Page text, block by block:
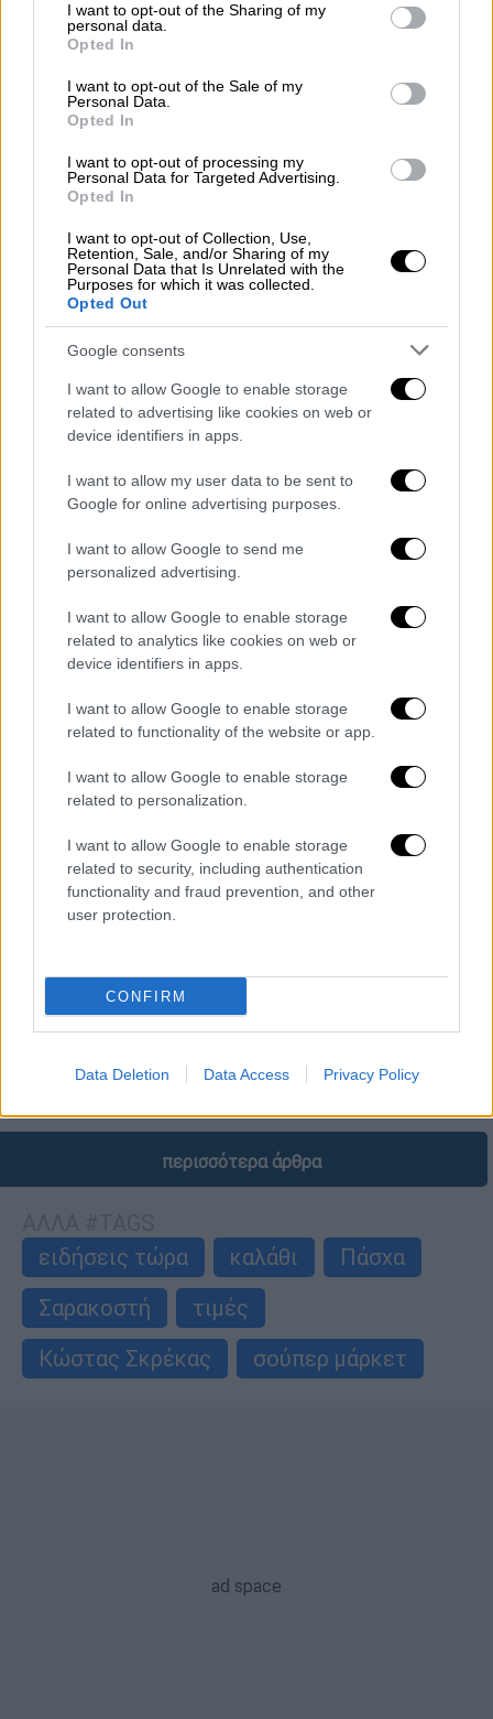
not limited to your visit or usage behaviour. You may click to
grant or deny consent to Google and its third-party tags to
use your data for below specified purposes in below Google
consent section.
I want to opt-out of the Sharing of my
personal data.
Opted In
I want to opt-out of the Sale of my
Personal Data.
Opted In
I want to opt-out of processing my
Personal Data for Targeted Advertising.
Opted In
I want to opt-out of Collection, Use,
Retention, Sale, and/or Sharing of my
Personal Data that Is Unrelated with the
Purposes for which it was collected.
Opted Out
Google consents
I want to allow Google to enable storage
related to advertising like cookies on web or
device identifiers in apps.
I want to allow my user data to be sent to
Google for online advertising purposes.
I want to allow Google to send me
personalized advertising.
I want to allow Google to enable storage
related to analytics like cookies on web or
device identifiers in apps.
I want to allow Google to enable storage
related to functionality of the website or app.
I want to allow Google to enable storage
related to personalization.
I want to allow Google to enable storage
related to security, including authentication
functionality and fraud prevention, and other
user protection.
CONFIRM
Data Deletion Data Access Privacy Policy
Οικονομία| 18.04.2024 16:10
Καλάθι του Πάσχα: Από πότε τίθεται σε
Δείτε αναλυτικά τι περιλαμβάνει
Οικονομία|18.04.2024 12:36
Καλάθι του νοικοκυριού: Για δύο
στο e-katanalotis
Το ζήτημα έθιξε ο πρόεδρος της Ένωσης
ΓΣΕΕ, Απόστολος Ραυτόπουλος στο OPEN
περισσότερα άρθρα
ειδήσεις τώρα
καλάθι
Πάσχα
Σαρακοστή
τιμές
Κώστας Σκρέκας
σούπερ μάρκετ